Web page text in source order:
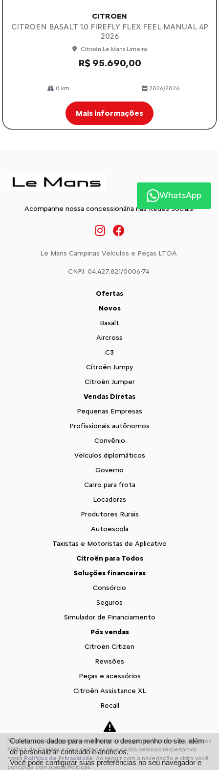
CITROEN
CITROEN BASALT 1.0 FIREFLY FLEX FEEL MANUAL 4P
2026
Citroën Le Mans Limeira
R$ 95.690,00
0 km 2026/2026
Mais informações
Acompanhe nossa concessionária nas Redes Sociais:
Le Mans Campinas Veículos e Peças LTDA
CNPJ: 04.427.821/0006-74
Ofertas
Novos
Basalt
Aircross
C3
Citroën Jumpy
Citroën Jumper
Vendas Diretas
Pequenas Empresas
Profissionais autônomos
Convênio
Veículos diplomáticos
Governo
Carro para frota
Locadoras
Produtores Rurais
Autoescola
Taxistas e Motoristas de Aplicativo
Citroën para Todos
Soluções financeiras
Consórcio
Seguros
Simulador de Financiamento
Pós vendas
Citroën Citizen
Revisões
Peças e acessórios
Citroën Assistance XL
Recall
Estoque
Estoque Novos
Seminovos
Fale conosco
WhatsApp
Para otimizar sua experiência durante a navegação, fazemos uso de nossa
Política de Cookies e para proteger seus dados pessoais respeitamos
nossaPolítica de Privacidade. Ao seguir com a navegação e visita você
concorda com nossas Políticas.
Coletamos dados para melhorar o desempenho do site, além
de personalizar conteúdo e anúncios.
Você pode configurar suas preferências no seu navegador e